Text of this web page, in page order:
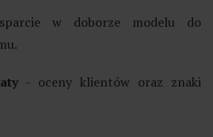
w doborze modelu do
- oceny klientów oraz znaki